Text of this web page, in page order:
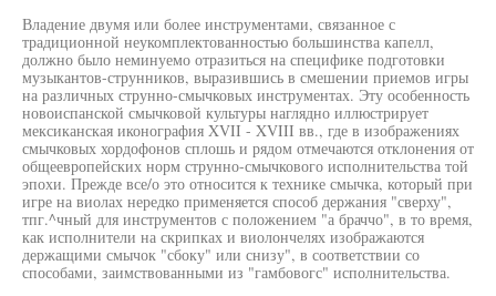
Владение двумя или более инструментами, связанное с
традиционной неукомплектованностью большинства капелл,
должно было неминуемо отразиться на специфике подготовки
музыкантов-струнников, выразившись в смешении приемов игры
на различных струнно-смычковых инструментах. Эту особенность
новоиспанской смычковой культуры наглядно иллюстрирует
мексиканская иконография XVII - XVIII вв., где в изображениях
смычковых хордофонов сплошь и рядом отмечаются отклонения от
общеевропейских норм струнно-смычкового исполнительства той
эпохи. Прежде все/о это относится к технике смычка, который при
игре на виолах нередко применяется способ держания "сверху",
тпг.^чный для инструментов с положением "а браччо", в то время,
как исполнители на скрипках и виолончелях изображаются
держащими смычок "сбоку" или снизу", в соответствии со
способами, заимствованными из "гамбовогс" исполнительства.